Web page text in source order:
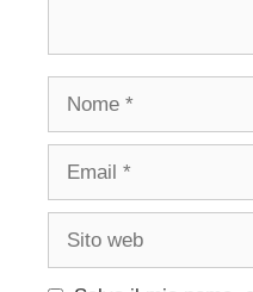
Nome
Email
Sito